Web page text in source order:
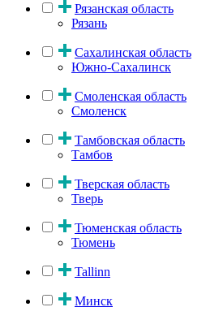
Рязанская область
Рязань
Сахалинская область
Южно-Сахалинск
Смоленская область
Смоленск
Тамбовская область
Тамбов
Тверская область
Тверь
Тюменская область
Тюмень
Tallinn
Минск